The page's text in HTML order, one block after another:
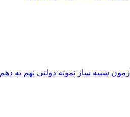
آزمون شبیه ساز نمونه دولتی نهم به دهم